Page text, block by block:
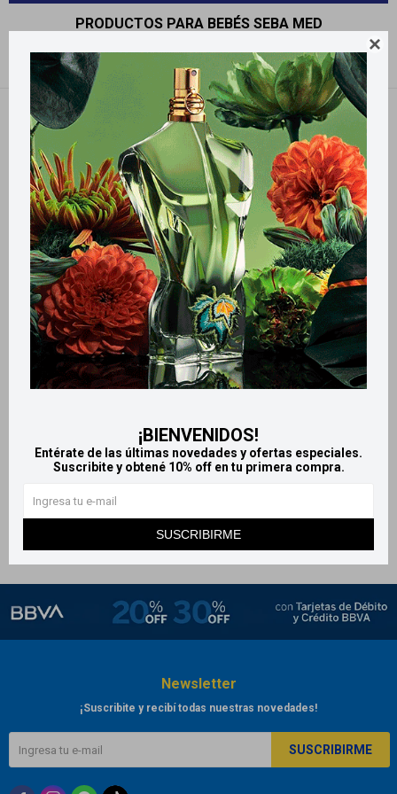

¡BIENVENIDOS!
Entérate de las últimas novedades y ofertas especiales.
Suscribite y obtené 10% off en tu primera compra.
SUSCRIBIRME
PRODUCTOS PARA BEBÉS SEBA MED
Recomendados
Filtrando por: Seba Med Quitar filtros
LlegaHOY
LlegaHOY
shampoo con pantenol 200
ml
821 864
Newsletter
¡Suscribite y recibí todas nuestras novedades!
SUSCRIBIRME